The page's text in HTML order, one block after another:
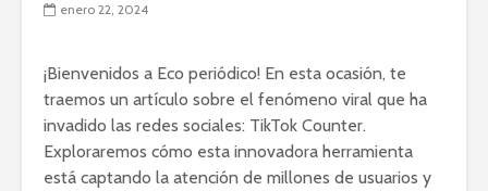
enero 22, 2024
¡Bienvenidos a Eco periódico! En esta ocasión, te
traemos un artículo sobre el fenómeno viral que ha
invadido las redes sociales: TikTok Counter.
Exploraremos cómo esta innovadora herramienta
está captando la atención de millones de usuarios y